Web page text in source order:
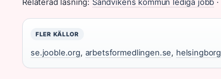
FLER KÄLLOR
se.jooble.org, arbetsformedlingen.se,